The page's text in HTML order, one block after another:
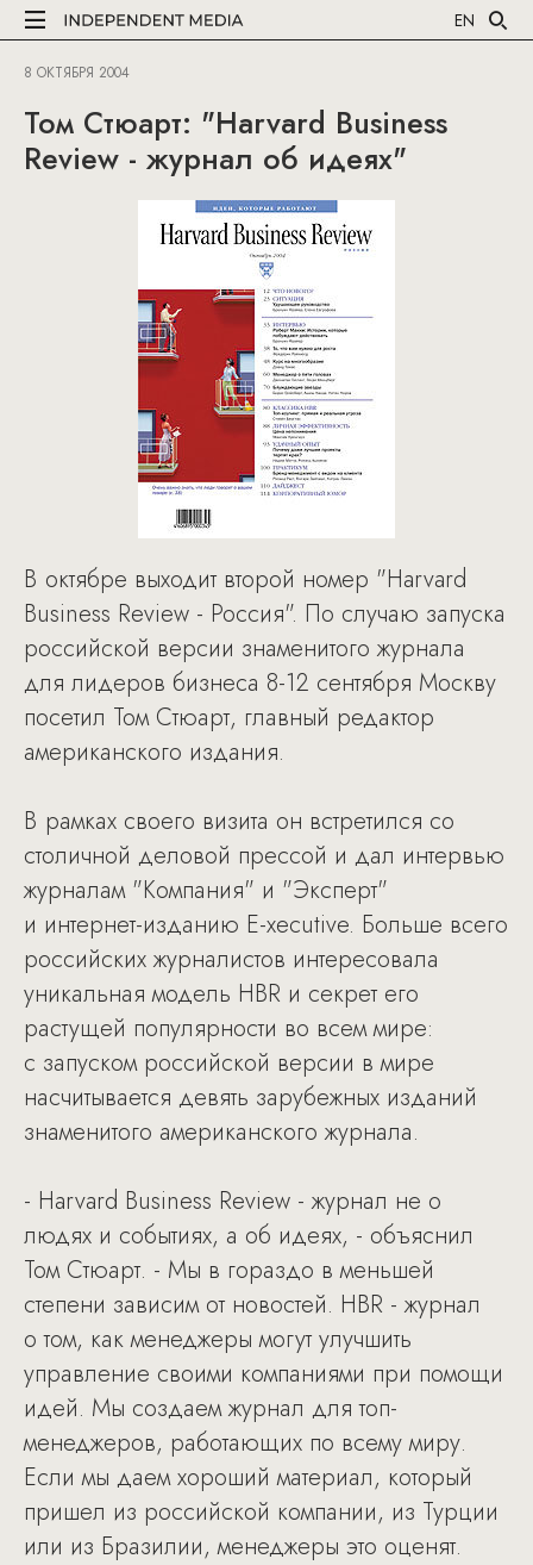
EN
8 ОКТЯБРЯ 2004
Том Стюарт: "Harvard Business
Review - журнал об идеях"
В октябре выходит второй номер "Harvard
Business Review - Россия". По случаю запуска
российской версии знаменитого журнала
для лидеров бизнеса 8-12 сентября Москву
посетил Том Стюарт, главный редактор
американского издания.
В рамках своего визита он встретился со
столичной деловой прессой и дал интервью
журналам "Компания" и "Эксперт"
и интернет-изданию E-xecutive. Больше всего
российских журналистов интересовала
уникальная модель HBR и секрет его
растущей популярности во всем мире:
с запуском российской версии в мире
насчитывается девять зарубежных изданий
знаменитого американского журнала.
- Harvard Business Review - журнал не о
людях и событиях, а об идеях, - объяснил
Том Стюарт. - Мы в гораздо в меньшей
степени зависим от новостей. HBR - журнал
о том, как менеджеры могут улучшить
управление своими компаниями при помощи
идей. Мы создаем журнал для топ-
менеджеров, работающих по всему миру.
Если мы даем хороший материал, который
пришел из российской компании, из Турции
или из Бразилии, менеджеры это оценят.